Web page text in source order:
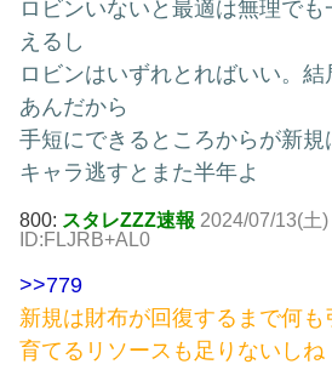
ロビンいないと最適は無理で
えるし
ロビンはいずれとればいい。
あんだから
手短にできるところからが新規
キャラ逃すとまた半年よ
800: スタレZZZ速報 2024/07/13(土
ID:FLJRB+AL0
>>779
新規は財布が回復するまで何も
育てるリソースも足りないしね